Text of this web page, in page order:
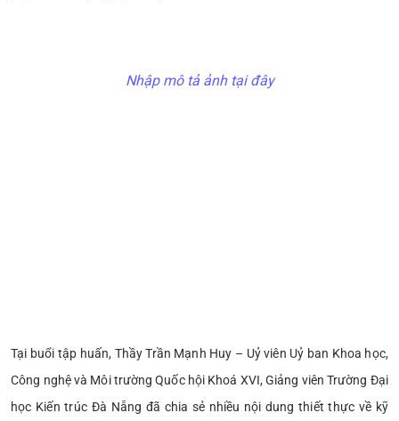
Nhập mô tả ảnh tại đây
Tại buổi tập huấn, Thầy Trần Mạnh Huy – Uỷ viên Uỷ ban Khoa học,
Công nghệ và Môi trường Quốc hội Khoá XVI, Giảng viên Trường Đại
học Kiến trúc Đà Nẵng đã chia sẻ nhiều nội dung thiết thực về kỹ